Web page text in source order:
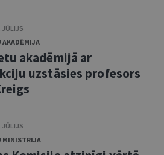
akadēmijā ar
uzstāsies profesors
MINISTRIJA